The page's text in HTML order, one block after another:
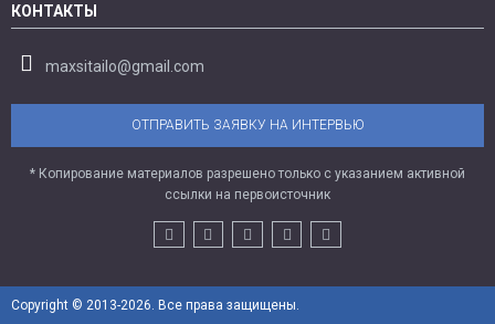
КОНТАКТЫ
maxsitailo@gmail.com
ОТПРАВИТЬ ЗАЯВКУ НА ИНТЕРВЬЮ
* Копирование материалов разрешено только с указанием активной
ссылки на первоисточник
Copyright © 2013-2026. Все права защищены.